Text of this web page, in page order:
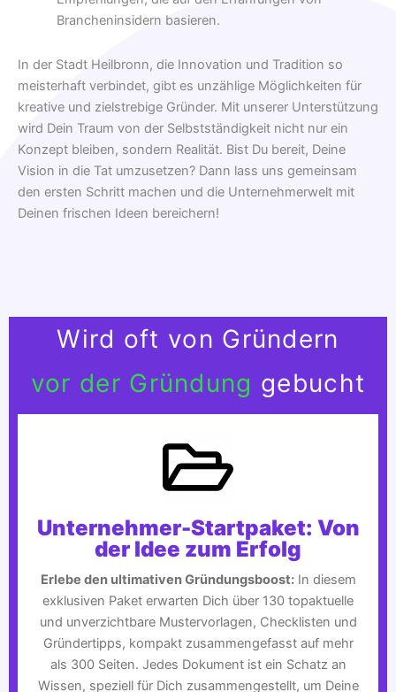
Brancheninsidern basieren.
In der Stadt Heilbronn, die Innovation und Tradition so
meisterhaft verbindet, gibt es unzählige Möglichkeiten für
kreative und zielstrebige Gründer. Mit unserer Unterstützung
wird Dein Traum von der Selbstständigkeit nicht nur ein
Konzept bleiben, sondern Realität. Bist Du bereit, Deine
Vision in die Tat umzusetzen? Dann lass uns gemeinsam
den ersten Schritt machen und die Unternehmerwelt mit
Deinen frischen Ideen bereichern!
Wird oft von Gründern
vor der Gründung gebucht
Unternehmer-Startpaket: Von
der Idee zum Erfolg
Erlebe den ultimativen Gründungsboost:In diesem
exklusiven Paket erwarten Dich über 130 topaktuelle
und unverzichtbare Mustervorlagen, Checklisten und
Gründertipps, kompakt zusammengefasst auf mehr
als 300 Seiten. Jedes Dokument ist ein Schatz an
Wissen, speziell für Dich zusammengestellt, um Deine